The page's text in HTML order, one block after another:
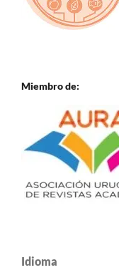
Miembro de:
Idioma